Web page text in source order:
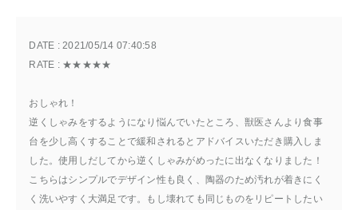
おしゃれ！
DATE : 2021/05/14 07:40:58
RATE : ★★★★★
逆くしゃみをするようになり悩んでいたところ、獣医さんより食事
台を少し高くすることで緩和されるとアドバイスいただき購入しま
した。使用しだしてから逆くしゃみがめったに出なくなりました！
こちらはシンプルでデザイン性も良く、陶器のため汚れが着きにく
く洗いやすく大満足です。もし壊れても同じものをリピートしたい